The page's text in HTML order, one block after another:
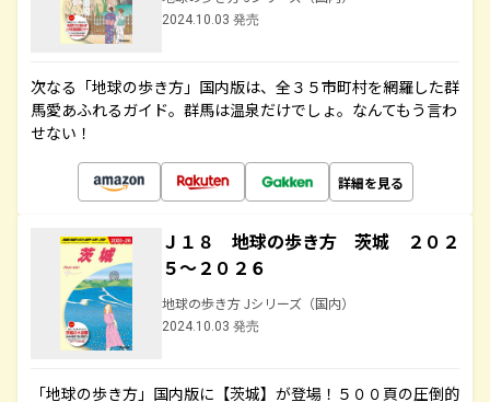
2024.10.03 発売
次なる「地球の歩き方」国内版は、全３５市町村を網羅した群
馬愛あふれるガイド。群馬は温泉だけでしょ。なんてもう言わ
せない！
詳細を見る
Ｊ１８ 地球の歩き方 茨城 ２０２
５～２０２６
地球の歩き方 Jシリーズ（国内）
2024.10.03 発売
「地球の歩き方」国内版に【茨城】が登場！５００頁の圧倒的